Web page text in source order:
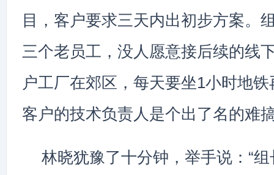
目，客户要求三天内出初步方案。
三个老员工，没人愿意接后续的
户工厂在郊区，每天要坐1小时地
客户的技术负责人是个出了名的难
林晓犹豫了十分钟，举手说：“组